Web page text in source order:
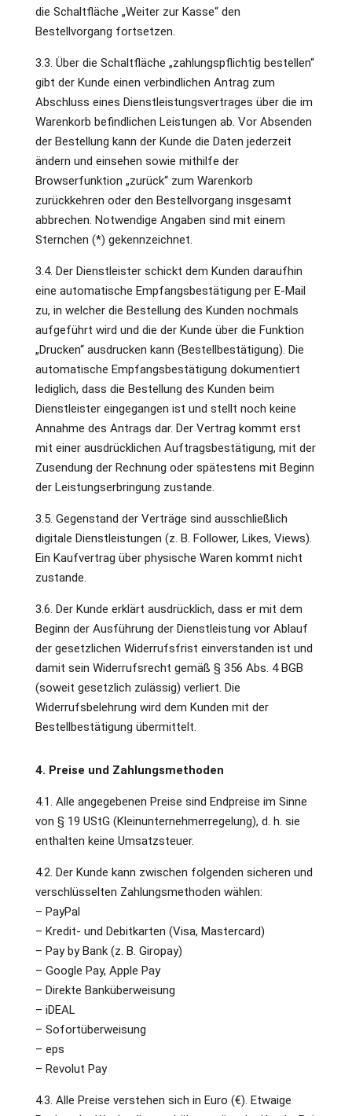
die Schaltfläche „Weiter zur Kasse“ den
Bestellvorgang fortsetzen.
3.3. Über die Schaltfläche „zahlungspflichtig bestellen“
gibt der Kunde einen verbindlichen Antrag zum
Abschluss eines Dienstleistungsvertrages über die im
Warenkorb befindlichen Leistungen ab. Vor Absenden
der Bestellung kann der Kunde die Daten jederzeit
ändern und einsehen sowie mithilfe der
Browserfunktion „zurück“ zum Warenkorb
zurückkehren oder den Bestellvorgang insgesamt
abbrechen. Notwendige Angaben sind mit einem
Sternchen (*) gekennzeichnet.
3.4. Der Dienstleister schickt dem Kunden daraufhin
eine automatische Empfangsbestätigung per E-Mail
zu, in welcher die Bestellung des Kunden nochmals
aufgeführt wird und die der Kunde über die Funktion
„Drucken“ ausdrucken kann (Bestellbestätigung). Die
automatische Empfangsbestätigung dokumentiert
lediglich, dass die Bestellung des Kunden beim
Dienstleister eingegangen ist und stellt noch keine
Annahme des Antrags dar. Der Vertrag kommt erst
mit einer ausdrücklichen Auftragsbestätigung, mit der
Zusendung der Rechnung oder spätestens mit Beginn
der Leistungserbringung zustande.
3.5. Gegenstand der Verträge sind ausschließlich
digitale Dienstleistungen (z. B. Follower, Likes, Views).
Ein Kaufvertrag über physische Waren kommt nicht
zustande.
3.6. Der Kunde erklärt ausdrücklich, dass er mit dem
Beginn der Ausführung der Dienstleistung vor Ablauf
der gesetzlichen Widerrufsfrist einverstanden ist und
damit sein Widerrufsrecht gemäß § 356 Abs. 4 BGB
(soweit gesetzlich zulässig) verliert. Die
Widerrufsbelehrung wird dem Kunden mit der
Bestellbestätigung übermittelt.
4. Preise und Zahlungsmethoden
4.1. Alle angegebenen Preise sind Endpreise im Sinne
von § 19 UStG (Kleinunternehmerregelung), d. h. sie
enthalten keine Umsatzsteuer.
4.2. Der Kunde kann zwischen folgenden sicheren und
verschlüsselten Zahlungsmethoden wählen:
– PayPal
– Kredit- und Debitkarten (Visa, Mastercard)
– Pay by Bank (z. B. Giropay)
– Google Pay, Apple Pay
– Direkte Banküberweisung
– iDEAL
– Sofortüberweisung
– eps
– Revolut Pay
4.3. Alle Preise verstehen sich in Euro (€). Etwaige